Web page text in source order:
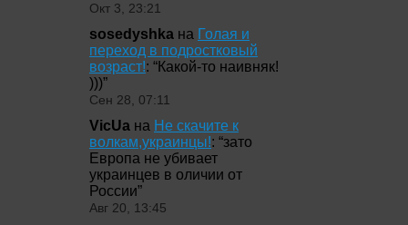
Окт 3, 23:21
sosedyshka на Голая и
переход в подростковый
возраст!: “Какой-то наивняк!
)))”
Сен 28, 07:11
VicUa на Не скачите к
волкам,украинцы!: “зато
Европа не убивает
украинцев в оличии от
России”
Авг 20, 13:45